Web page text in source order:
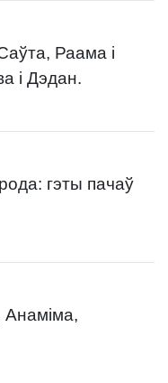
Раама і
і Дэдан.
гэты пачаў
Анаміма,